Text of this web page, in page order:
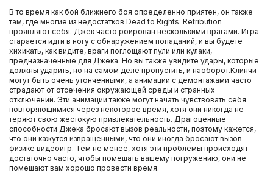
В то время как бой ближнего боя определенно приятен, он также
там, где многие из недостатков Dead to Rights: Retribution
проявляют себя. Джек часто роирован несколькими врагами. Игра
старается идти в ногу с обнаружением попаданий, и вы будете
хихикать, как видите, враги поглощают пули или кулаки,
предназначенные для Джека. Но вы также увидите удары, которые
должны ударить, но на самом деле пропустить, и наоборот.Клинчи
могут быть очень утонченными, а анимации с демонтажами часто
страдают от отсечения окружающей среды и странных
отключений. Эти анимации также могут начать чувствовать себя
повторяющимися через некоторое время, хотя они никогда не
теряют свою жестокую привлекательность. Драгоценные
способности Джека бросают вызов реальности, поэтому кажется,
что они кажутся извращенными, что они иногда бросают вызов
физике видеоигр. Тем не менее, хотя эти проблемы происходят
достаточно часто, чтобы помешать вашему погружению, они не
помешают вам хорошо провести время.